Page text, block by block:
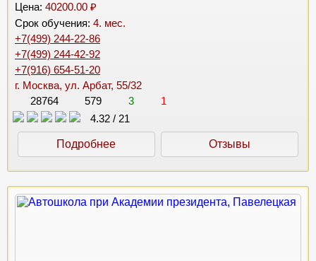
Цена: 40200.00 ₽
Срок обучения: 4. мес.
+7(499) 244-22-86
+7(499) 244-42-92
+7(916) 654-51-20
г. Москва, ул. Арбат, 55/32
28764
579 3
1
4.32 / 21
Подробнее Отзывы